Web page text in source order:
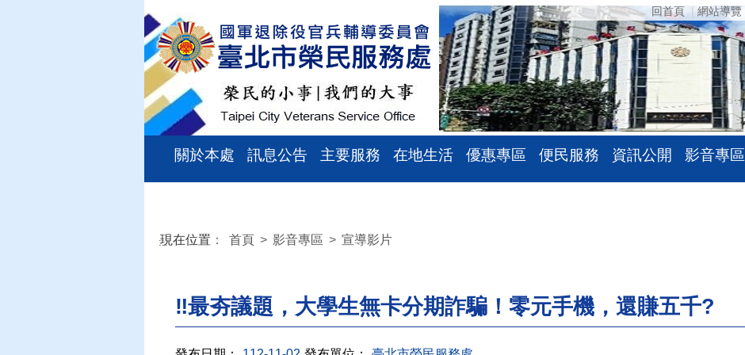
回首頁 網站導覽
關於本處 訊息公告 主要服務 在地生活 優惠專區 便民服務 資訊公開 影音專區
:::
現在位置 ： 首頁 > 影音專區 > 宣導影片
‼️最夯議題，大學生無卡分期詐騙！零元手機，還賺五千?